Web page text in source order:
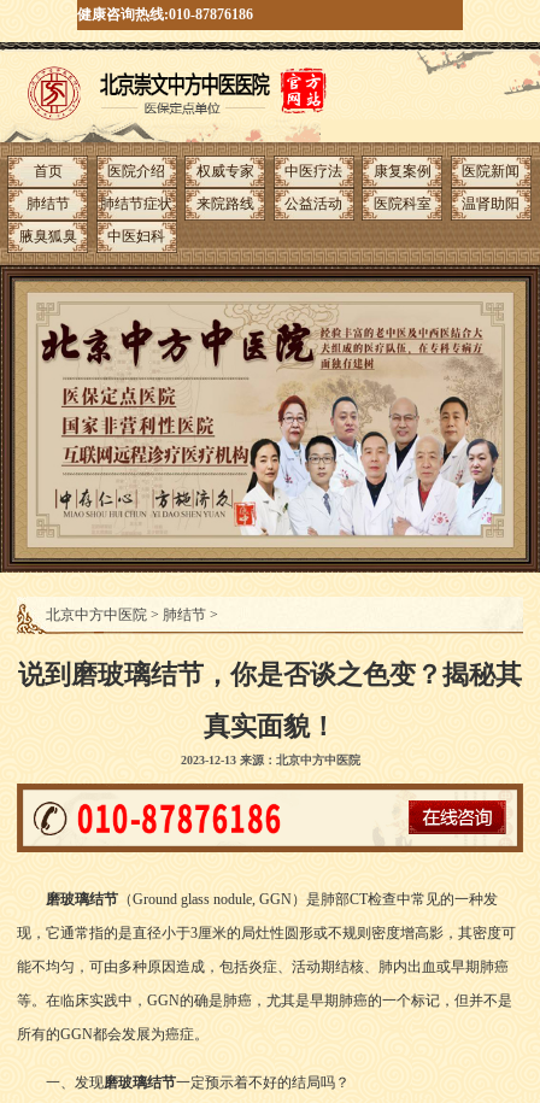
健康咨询热线:010-87876186
首页 医院介绍 权威专家 中医疗法 康复案例
医院新闻
肺结节
肺结节症状 来院路线 公益活动 医院科室
温肾助阳
腋臭狐臭
中医妇科
北京中方中医院 > 肺结节 >
说到磨玻璃结节，你是否谈之色变？揭秘其
真实面貌！
2023-12-13 来源：北京中方中医院
磨玻璃结节 （Ground glass nodule, GGN）是肺部CT检查中常见的一种发
现，它通常指的是直径小于3厘米的局灶性圆形或不规则密度增高影，其密度可
能不均匀，可由多种原因造成，包括炎症、活动期结核、肺内出血或早期肺癌
等。在临床实践中，GGN的确是肺癌，尤其是早期肺癌的一个标记，但并不是
所有的GGN都会发展为癌症。
一、发现磨玻璃结节一定预示着不好的结局吗？